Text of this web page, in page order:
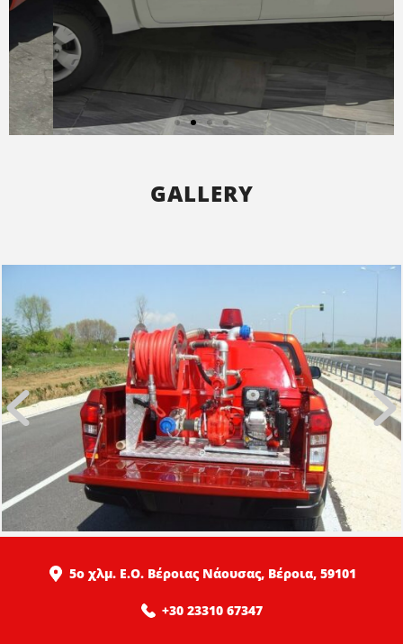
GALLERY
5ο χλμ. Ε.Ο. Βέροιας Νάουσας, Βέροια, 59101
+30 23310 67347